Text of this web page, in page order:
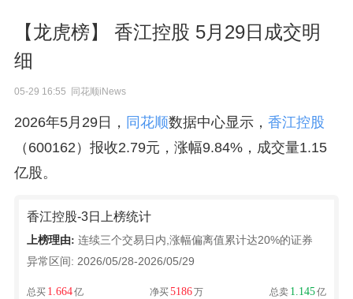
【龙虎榜】 香江控股 5月29日成交明
细
05-29 16:55 同花顺iNews
2026年5月29日， 同花顺数据中心显示， 香江控股
（600162）报收2.79元，涨幅9.84%，成交量1.15
亿股。
香江控股-3日上榜统计
上榜理由: 连续三个交易日内,涨幅偏离值累计达20%的证券
异常区间: 2026/05/28-2026/05/29
总买 1.664亿 净买5186万 总卖 1.145亿